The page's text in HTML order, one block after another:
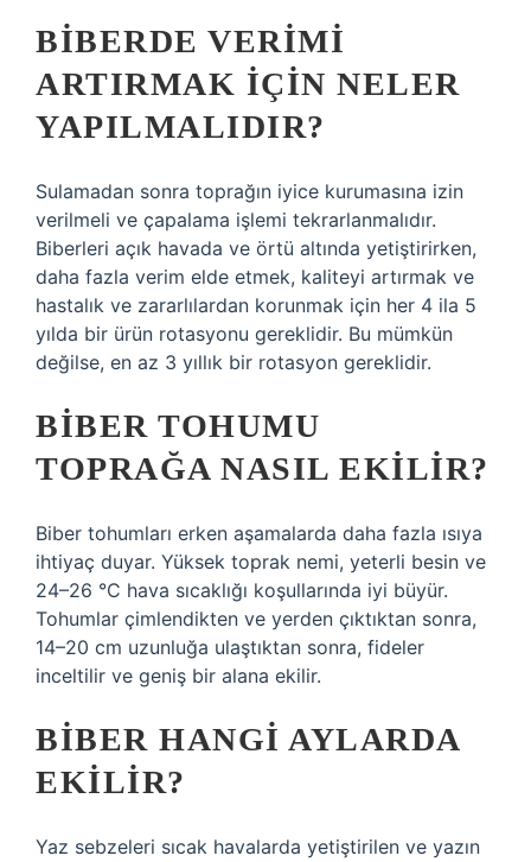
BIBERDE VERIMI
ARTIRMAK IÇIN NELER
YAPILMALIDIR?
Sulamadan sonra toprağın iyice kurumasına izin
verilmeli ve çapalama işlemi tekrarlanmalıdır.
Biberleri açık havada ve örtü altında yetiştirirken,
daha fazla verim elde etmek, kaliteyi artırmak ve
hastalık ve zararlılardan korunmak için her 4 ila 5
yılda bir ürün rotasyonu gereklidir. Bu mümkün
değilse, en az 3 yıllık bir rotasyon gereklidir.
BIBER TOHUMU
TOPRAĞA NASIL EKILIR?
Biber tohumları erken aşamalarda daha fazla ısıya
ihtiyaç duyar. Yüksek toprak nemi, yeterli besin ve
24–26 °C hava sıcaklığı koşullarında iyi büyür.
Tohumlar çimlendikten ve yerden çıktıktan sonra,
14–20 cm uzunluğa ulaştıktan sonra, fideler
inceltilir ve geniş bir alana ekilir.
BIBER HANGI AYLARDA
EKILIR?
Yaz sebzeleri sıcak havalarda yetiştirilen ve yazın